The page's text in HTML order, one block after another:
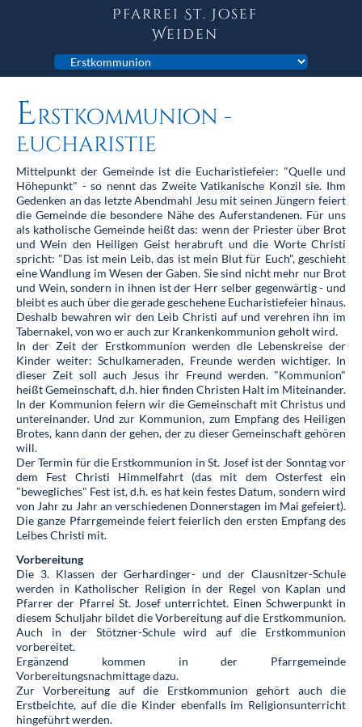
Pfarrei St. Josef
Weiden
Zielseite
ERstkommunion -
Eucharistie
Mittelpunkt der Gemeinde ist die Eucharistiefeier: "Quelle und
Höhepunkt" - so nennt das Zweite Vatikanische Konzil sie. Ihm
Gedenken an das letzte Abendmahl Jesu mit seinen Jüngern feiert
die Gemeinde die besondere Nähe des Auferstandenen. Für uns
als katholische Gemeinde heißt das: wenn der Priester über Brot
und Wein den Heiligen Geist herabruft und die Worte Christi
spricht: "Das ist mein Leib, das ist mein Blut für Euch", geschieht
eine Wandlung im Wesen der Gaben. Sie sind nicht mehr nur Brot
und Wein, sondern in ihnen ist der Herr selber gegenwärtig - und
bleibt es auch über die gerade geschehene Eucharistiefeier hinaus.
Deshalb bewahren wir den Leib Christi auf und verehren ihn im
Tabernakel, von wo er auch zur Krankenkommunion geholt wird.
In der Zeit der Erstkommunion werden die Lebenskreise der
Kinder weiter: Schulkameraden, Freunde werden wichtiger. In
dieser Zeit soll auch Jesus ihr Freund werden. "Kommunion"
heißt Gemeinschaft, d.h. hier finden Christen Halt im Miteinander.
In der Kommunion feiern wir die Gemeinschaft mit Christus und
untereinander. Und zur Kommunion, zum Empfang des Heiligen
Brotes, kann dann der gehen, der zu dieser Gemeinschaft gehören
will.
Der Termin für die Erstkommunion in St. Josef ist der Sonntag vor
dem Fest Christi Himmelfahrt (das mit dem Osterfest ein
"bewegliches" Fest ist, d.h. es hat kein festes Datum, sondern wird
von Jahr zu Jahr an verschiedenen Donnerstagen im Mai gefeiert).
Die ganze Pfarrgemeinde feiert feierlich den ersten Empfang des
Leibes Christi mit.
Vorbereitung
Die 3. Klassen der Gerhardinger- und der Clausnitzer-Schule
werden in Katholischer Religion in der Regel von Kaplan und
Pfarrer der Pfarrei St. Josef unterrichtet. Einen Schwerpunkt in
diesem Schuljahr bildet die Vorbereitung auf die Erstkommunion.
Auch in der Stötzner-Schule wird auf die Erstkommunion
vorbereitet.
Ergänzend kommen in der Pfarrgemeinde
Vorbereitungsnachmittage dazu.
Zur Vorbereitung auf die Erstkommunion gehört auch die
Erstbeichte, auf die die Kinder ebenfalls im Religionsunterricht
hingeführt werden.